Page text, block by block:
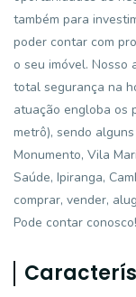
também para
poder contar com
o seu imóvel. Nosso
total segurança na
atuação engloba os
metrô), sendo
Monumento, Vila
Saúde, Ipiranga,
comprar, vender,
Pode contar conosco!